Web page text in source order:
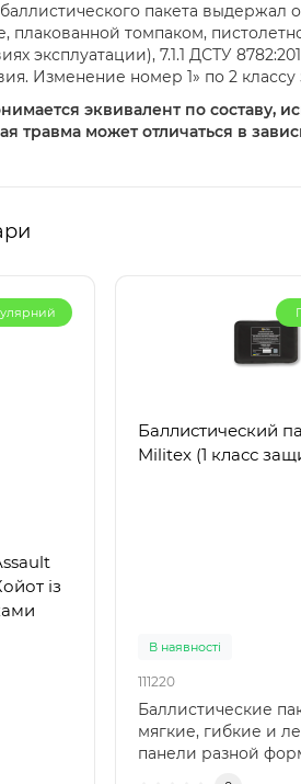
пакета
плакованной томпаком,
эксплуатации), 7.1.1 ДСТУ
Изменение номер 1» по 2
эквивалент по составу,
травма может отличаться в
із
Баллистический
Militex (1 класс
В наявності
111220
Баллистические
мягкие, гибкие и
панели разной